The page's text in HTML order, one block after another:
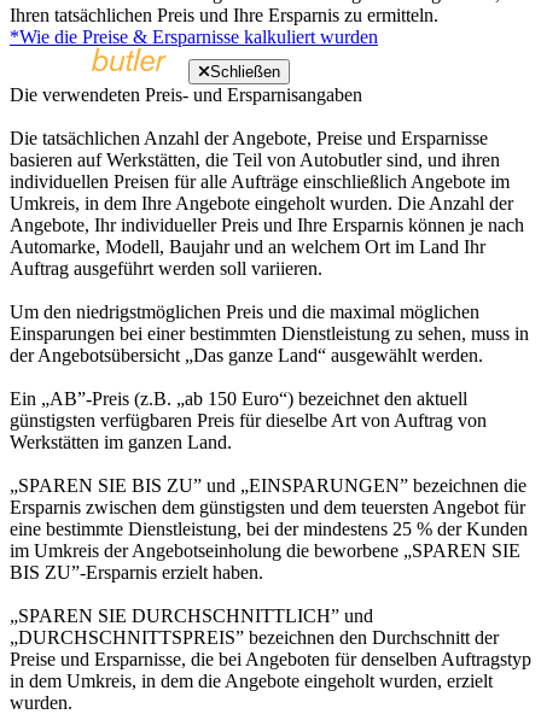
Ihren tatsächlichen Preis und Ihre Ersparnis zu ermitteln.
*Wie die Preise & Ersparnisse kalkuliert wurden
Schließen
Die verwendeten Preis- und Ersparnisangaben
Die tatsächlichen Anzahl der Angebote, Preise und Ersparnisse
basieren auf Werkstätten, die Teil von Autobutler sind, und ihren
individuellen Preisen für alle Aufträge einschließlich Angebote im
Umkreis, in dem Ihre Angebote eingeholt wurden. Die Anzahl der
Angebote, Ihr individueller Preis und Ihre Ersparnis können je nach
Automarke, Modell, Baujahr und an welchem Ort im Land Ihr
Auftrag ausgeführt werden soll variieren.
Um den niedrigstmöglichen Preis und die maximal möglichen
Einsparungen bei einer bestimmten Dienstleistung zu sehen, muss in
der Angebotsübersicht „Das ganze Land“ ausgewählt werden.
Ein „AB”-Preis (z.B. „ab 150 Euro“) bezeichnet den aktuell
günstigsten verfügbaren Preis für dieselbe Art von Auftrag von
Werkstätten im ganzen Land.
„SPAREN SIE BIS ZU” und „EINSPARUNGEN” bezeichnen die
Ersparnis zwischen dem günstigsten und dem teuersten Angebot für
eine bestimmte Dienstleistung, bei der mindestens 25 % der Kunden
im Umkreis der Angebotseinholung die beworbene „SPAREN SIE
BIS ZU”-Ersparnis erzielt haben.
„SPAREN SIE DURCHSCHNITTLICH” und
„DURCHSCHNITTSPREIS” bezeichnen den Durchschnitt der
Preise und Ersparnisse, die bei Angeboten für denselben Auftragstyp
in dem Umkreis, in dem die Angebote eingeholt wurden, erzielt
wurden.